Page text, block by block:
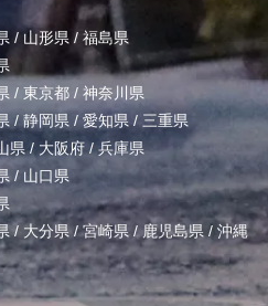
/ 山形県/ 福島県
/ 東京都 / 神奈川県
/ 静岡県 / 愛知県 / 三重県
県/ 大阪府 /兵庫県
/ 山口県
/ 大分県/宮崎県 /鹿児島県 / 沖縄